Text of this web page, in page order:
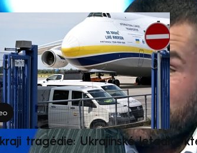
tragédie: Ukrajinské letadlo,